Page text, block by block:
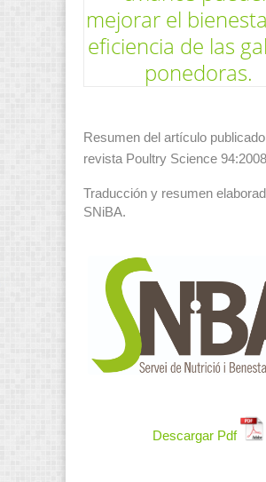
mejorar el
eficiencia de las
ponedoras.
Resumen del artículo
revista Poultry Science
Traducción y resumen
SNiBA.
Descargar Pdf